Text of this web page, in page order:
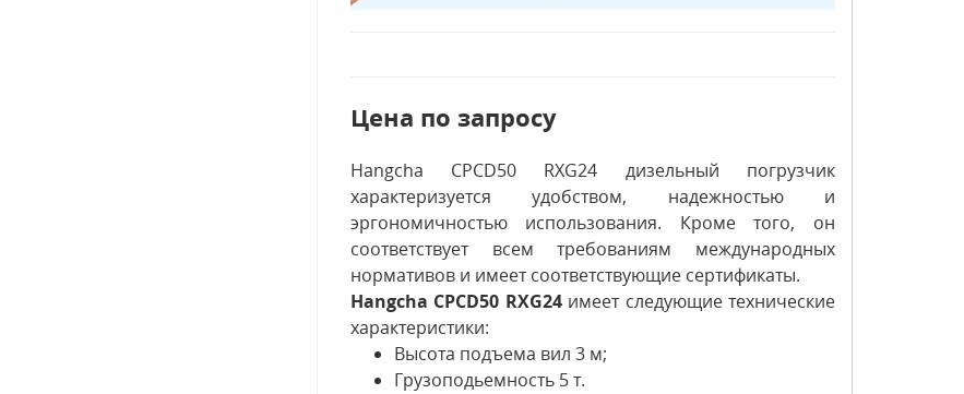
Цена по запросу
Hangcha CPCD50 RXG24 дизельный погрузчик
характеризуется удобством, надежностью и
эргономичностью использования. Кроме того, он
соответствует всем требованиям международных
нормативов и имеет соответствующие сертификаты.
Hangcha CPCD50 RXG24имеет следующие технические
характеристики:
Высота подъема вил 3 м;
Грузоподьемность 5 т.